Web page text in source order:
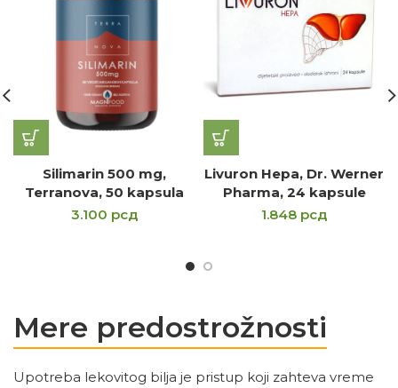
Silimarin 500 mg,
Terranova, 50 kapsula
3.100 рсд
Livuron Hepa, Dr. Werner
Pharma, 24 kapsule
1.848 рсд
Mere predostrožnosti
Upotreba lekovitog bilja je pristup koji zahteva vreme